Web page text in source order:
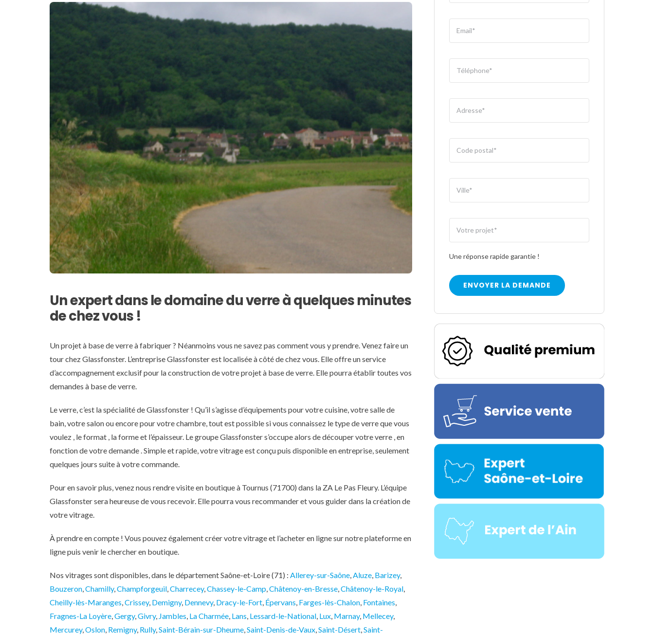
Un expert dans le domaine du verre à quelques minutes
de chez vous !
Un projet à base de verre à fabriquer ? Néanmoins vous ne savez pas comment vous y prendre. Venez faire un
tour chez Glassfonster. L’entreprise Glassfonster est localisée à côté de chez vous. Elle offre un service
d’accompagnement exclusif pour la construction de votre projet à base de verre. Elle pourra établir toutes vos
demandes à base de verre.
Le verre, c’est la spécialité de Glassfonster ! Qu’il s’agisse d’équipements pour votre cuisine, votre salle de
bain, votre salon ou encore pour votre chambre, tout est possible si vous connaissez le type de verre que vous
voulez , le format , la forme et l’épaisseur. Le groupe Glassfonster s’occupe alors de découper votre verre , en
fonction de votre demande . Simple et rapide, votre vitrage est conçu puis disponible en entreprise, seulement
quelques jours suite à votre commande.
Pour en savoir plus, venez nous rendre visite en boutique à Tournus (71700) dans la ZA Le Pas Fleury. L’équipe
Glassfonster sera heureuse de vous recevoir. Elle pourra vous recommander et vous guider dans la création de
votre vitrage.
À prendre en compte ! Vous pouvez également créer votre vitrage et l’acheter en ligne sur notre plateforme en
ligne puis venir le chercher en boutique.
Nos vitrages sont disponibles, dans le département Saône-et-Loire (71) : Allerey-sur-Saône,Aluze, Barizey,
Bouzeron,Chamilly,Champforgeuil,Charrecey,Chassey-le-Camp,Châtenoy-en-Bresse,Châtenoy-le-Royal,
Cheilly-lès-Maranges,Crissey, Demigny, Dennevy, Dracy-le-Fort, Épervans, Farges-lès-Chalon, Fontaines,
Fragnes-La Loyère,Gergy,Givry, Jambles, La Charmée, Lans, Lessard-le-National, Lux, Marnay, Mellecey,
Mercurey,Oslon, Remigny, Rully,Saint-Bérain-sur-Dheume,Saint-Denis-de-Vaux,Saint-Désert,Saint-
Une réponse rapide garantie !
ENVOYER LA DEMANDE